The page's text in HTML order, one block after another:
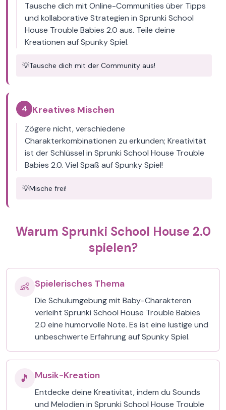
Tausche dich mit Online-Communities über Tipps
und kollaborative Strategien in Sprunki School
House Trouble Babies 2.0 aus. Teile deine
Kreationen auf Spunky Spiel.
💡Tausche dich mit der Community aus!
4 Kreatives Mischen
Zögere nicht, verschiedene
Charakterkombinationen zu erkunden; Kreativität
ist der Schlüssel in Sprunki School House Trouble
Babies 2.0. Viel Spaß auf Spunky Spiel!
💡Mische frei!
Warum Sprunki School House 2.0
spielen?
👶 Spielerisches Thema
Die Schulumgebung mit Baby-Charakteren
verleiht Sprunki School House Trouble Babies
2.0 eine humorvolle Note. Es ist eine lustige und
unbeschwerte Erfahrung auf Spunky Spiel.
🎵 Musik-Kreation
Entdecke deine Kreativität, indem du Sounds
und Melodien in Sprunki School House Trouble